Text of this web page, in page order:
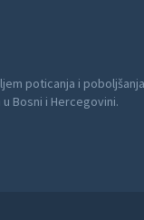
poticanja i
Bosni i Hercegovini.